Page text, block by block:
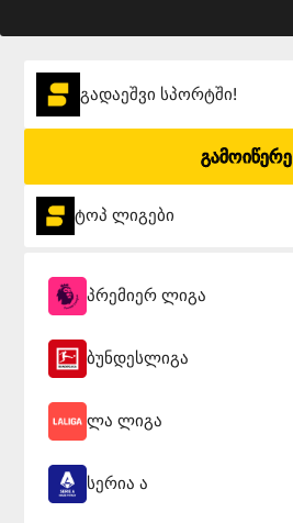
გადაეშვი სპორტში!
გამოიწერე
ტოპ ლიგები
პრემიერ ლიგა
ბუნდესლიგა
ლა ლიგა
სერია ა